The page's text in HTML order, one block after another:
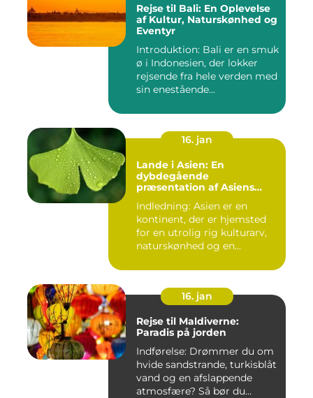
Rejse til Bali: En Oplevelse
af Kultur, Naturskønhed og
Eventyr
Introduktion: Bali er en smuk
ø i Indonesien, der lokker
rejsende fra hele verden med
sin enestående...
16. jan
Lande i Asien: En
dybdegående
præsentation af Asiens
Indledning: Asien er en
kontinent, der er hjemsted
for en utrolig rig kulturarv,
naturskønhed og en...
16. jan
Rejse til Maldiverne:
Paradis på jorden
Indførelse: Drømmer du om
hvide sandstrande, turkisblåt
vand og en afslappende
atmosfære? Så bør du...